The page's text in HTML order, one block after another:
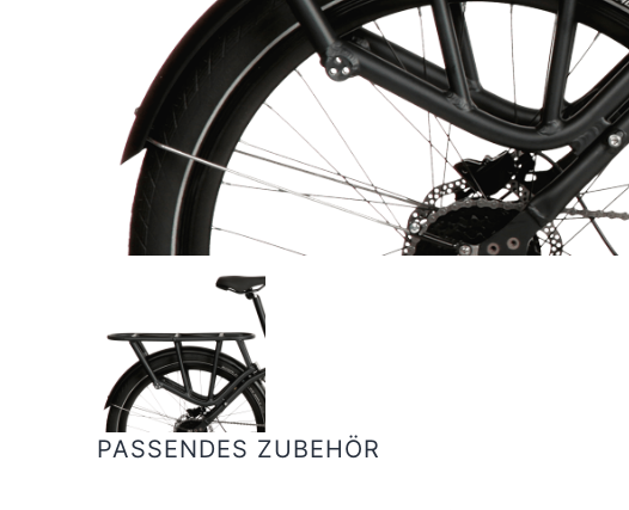
PASSENDES ZUBEHÖR